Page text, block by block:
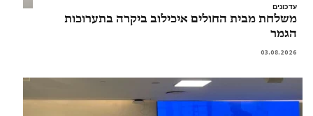
עדכונים
משלחת מבית החולים איכילוב ביקרה בתערוכות
הגמר
03.08.2026